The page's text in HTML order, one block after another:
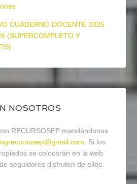
CUADERNO DOCENTE 2025
(SUPERCOMPLETO Y
NOSOTROS
RECURSOSEP mandándonos
. Si los
se colocarán en la web
seguidores disfruten de ellos.